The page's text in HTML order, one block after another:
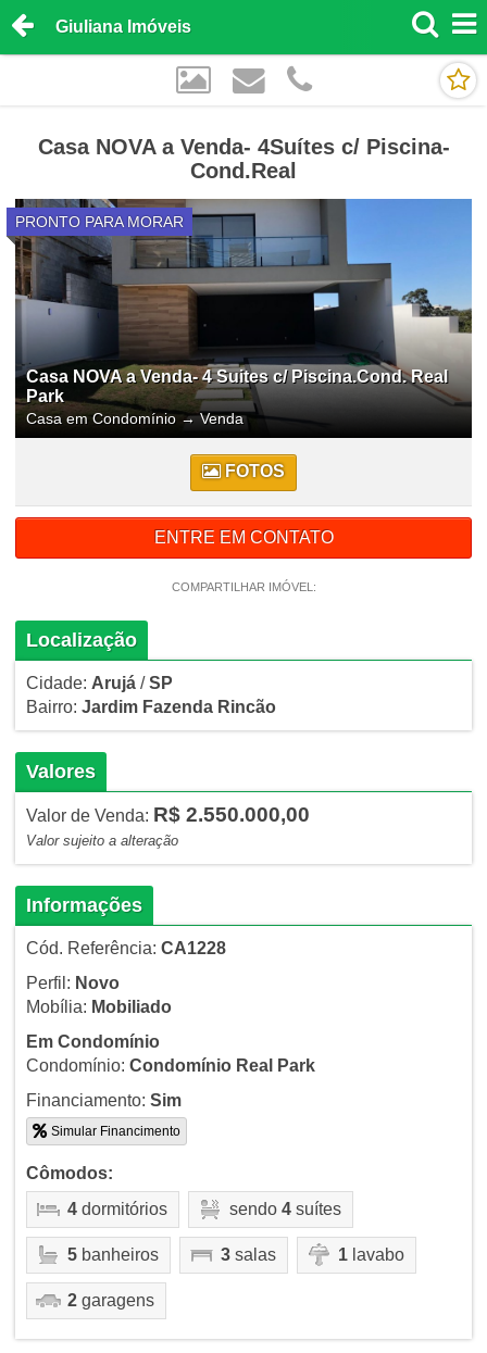
Giuliana Imóveis
Casa NOVA a Venda- 4Suítes c/ Piscina-
Cond.Real
PRONTO PARA MORAR
Casa NOVA a Venda- 4 Suites c/ Piscina.Cond. Real
Park
Casa em Condomínio →Venda
FOTOS
ENTRE EM CONTATO
COMPARTILHAR IMÓVEL:
Localização
Cidade: Arujá/SP
Bairro: Jardim Fazenda Rincão
Valores
Valor de Venda: R$ 2.550.000,00
Valor sujeito a alteração
Informações
Cód. Referência: CA1228
Perfil: Novo
Mobília: Mobiliado
Em Condomínio
Condomínio: Condomínio Real Park
Financiamento: Sim
Simular Financimento
Cômodos:
4dormitórios sendo 4suítes
5banheiros 3salas 1lavabo
2garagens